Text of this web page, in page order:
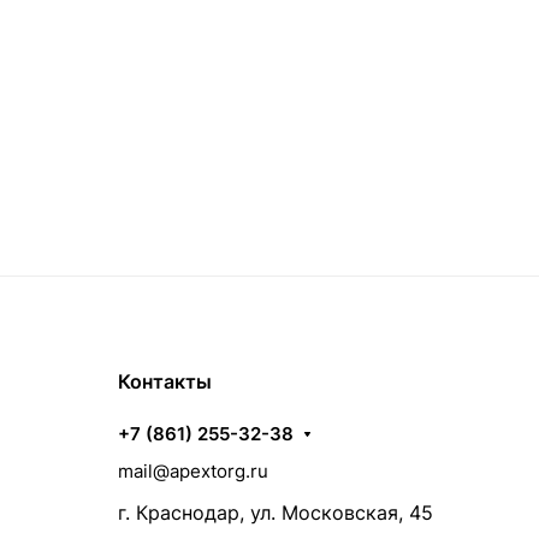
Контакты
+7 (861) 255-32-38
mail@apextorg.ru
г. Краснодар, ул. Московская, 45